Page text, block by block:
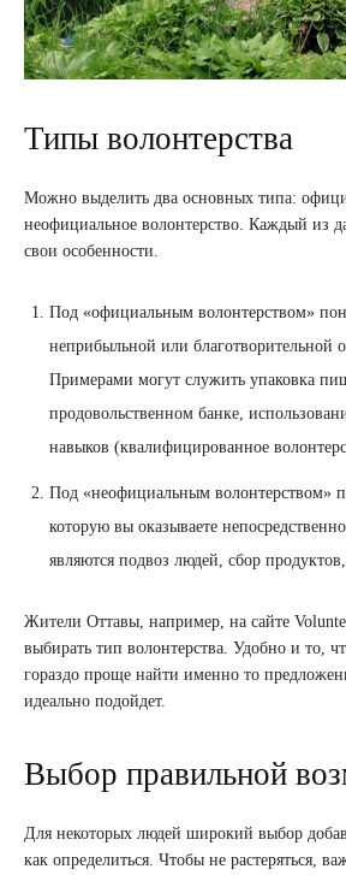
Типы волонтерства
Можно выделить два основных типа:
неофициальное волонтерство. Каждый из
свои особенности.
Под «официальным волонтерством»
неприбыльной или благотворительной
Примерами могут служить упаковка
продовольственном банке,
навыков (квалифицированное
Под «неофициальным волонтерством»
которую вы оказываете
являются подвоз людей, сбор продуктов,
Жители Оттавы, например, на сайте
выбирать тип волонтерства. Удобно и то,
гораздо проще найти именно то
идеально подойдет.
Выбор правильной
Для некоторых людей широкий выбор
как определиться. Чтобы не растеряться,